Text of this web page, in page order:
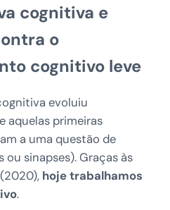
cognitiva e
o
cognitivo leve
evoluiu
aquelas primeiras
a uma questão de
ou sinapses). Graças às
hoje trabalhamos
.